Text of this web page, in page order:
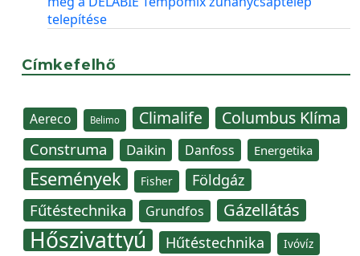
telepítése
Címkefelhő
Aereco Belimo Climalife Columbus Klíma
Construma Daikin Danfoss Energetika
Események Fisher Földgáz
Fűtéstechnika Grundfos Gázellátás
Hőszivattyú Hűtéstechnika Ivóvíz